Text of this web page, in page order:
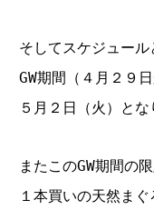
そしてスケジュール
GW期間（４月２９
５月２日（火）とな
またこのGW期間の
１本買いの天然ま